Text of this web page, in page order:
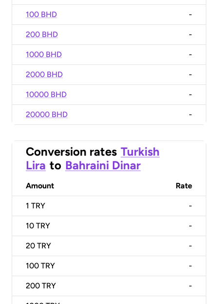
100 BHD -
200 BHD -
1000 BHD -
2000 BHD -
10000 BHD -
20000 BHD -
Conversion rates Turkish
Lira to Bahraini Dinar
Amount Rate
1 TRY -
10 TRY -
20 TRY -
100 TRY -
200 TRY -